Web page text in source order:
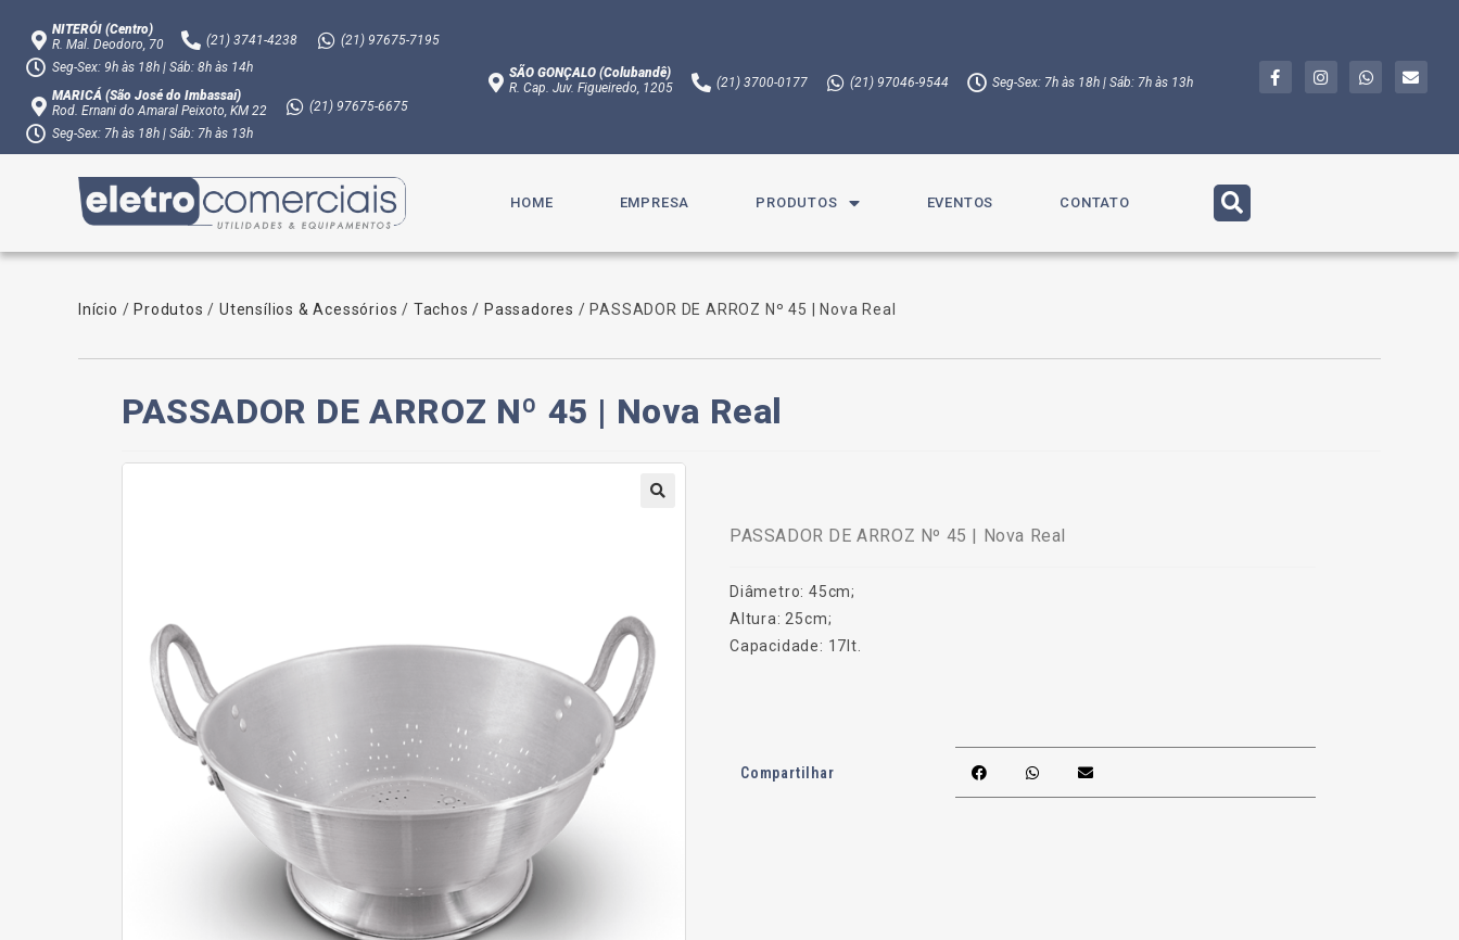
NITERÓI (Centro)
R. Mal. Deodoro, 70
(21) 3741-4238 (21) 97675-7195
Seg-Sex: 9h às 18h | Sáb: 8h às 14h
MARICÁ (São José do Imbassaí)
Rod. Ernani do Amaral Peixoto, KM 22
(21) 97675-6675
Seg-Sex: 7h às 18h | Sáb: 7h às 13h
SÃO GONÇALO (Colubandê)
R. Cap. Juv. Figueiredo, 1205​
(21) 3700-0177 (21) 97046-9544 Seg-Sex: 7h às 18h | Sáb: 7h às 13h
HOME EMPRESA PRODUTOS EVENTOS CONTATO
Início / Produtos /Utensílios & Acessórios / Tachos / Passadores / PASSADOR DE ARROZ Nº 45 | Nova Real
PASSADOR DE ARROZ Nº 45 | Nova Real
PASSADOR DE ARROZ Nº 45 | Nova Real
Diâmetro: 45cm;
Altura: 25cm;
Capacidade: 17lt.
Compartilhar